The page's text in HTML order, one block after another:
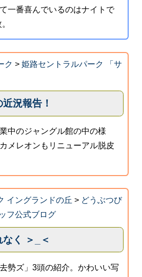
一番喜んでいるのはナイトで
ク > 姫路セントラルパーク 「サ
況報告！
中のジャングル館の中の様
メレオンもリニューアル脱皮
イングランドの丘 > どうぶつび
フ公式ブログ
く ＞_＜
勢ズ」3頭の紹介。かわいい写